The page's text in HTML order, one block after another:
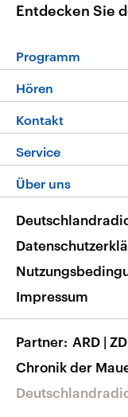
Entdecken Sie
Programm
Programm
Die
Neue
Hören
Livestream
Podcasts
Nachrichten
Frequenzen
Kontakt
Hörerservice
Service
FAQ
Musikliste
RSS
Über uns
Impressum
Partner ARD |
Chronik der